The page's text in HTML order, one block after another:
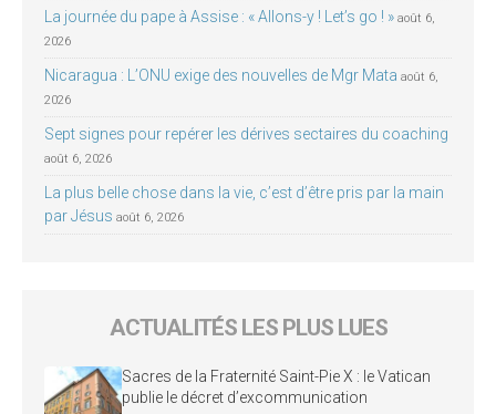
La journée du pape à Assise : « Allons-y ! Let’s go ! » août 6,
2026
Nicaragua : L’ONU exige des nouvelles de Mgr Mata août 6,
2026
Sept signes pour repérer les dérives sectaires du coaching
août 6, 2026
La plus belle chose dans la vie, c’est d’être pris par la main
par Jésus août 6, 2026
ACTUALITÉS LES PLUS LUES
Sacres de la Fraternité Saint-Pie X : le Vatican
publie le décret d’excommunication